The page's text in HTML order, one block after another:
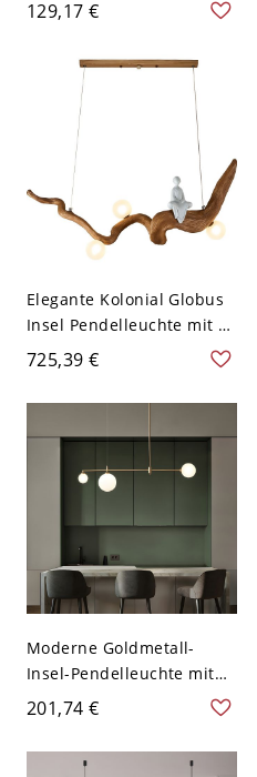
Glasschirmen und
Aufhängelänge - 110V-
120V Walnuss Farbe
129,17 €
Elegante Kolonial Globus
Insel Pendelleuchte mit 3
wunderschönen Lichtern -
110V-120V
725,39 €
Moderne Goldmetall-
Insel-Pendelleuchte mit
Bi-Pin-Beleuchtung und
weißen Glasschirmen -
110V-120V 3
201,74 €